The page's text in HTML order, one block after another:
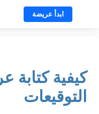
ابدأ عريضة
كيفية كتابة
التوقيعات